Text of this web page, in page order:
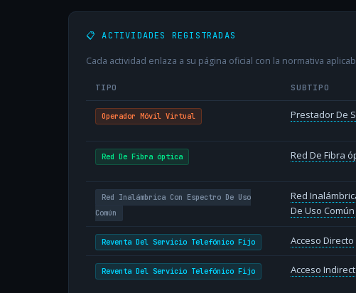
📋 ACTIVIDADES REGISTRADAS
Cada actividad enlaza a su página oficial con la normativa
TIPO SUBTIPO
Operador Móvil Virtual Prestador De
Red De Fibra óptica Red De Fibra
Red Inalámbrica Con Espectro De Uso
Común
Red
De Uso Común
Reventa Del Servicio Telefónico Fijo Acceso Directo
Reventa Del Servicio Telefónico Fijo Acceso